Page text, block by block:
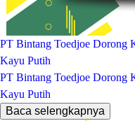
PT Bintang Toedjoe Dorong
Kayu Putih
PT Bintang Toedjoe Dorong
Kayu Putih
Baca selengkapnya